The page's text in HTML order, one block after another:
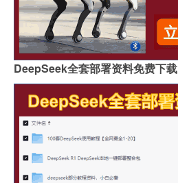
DeepSeek全套部署资料免费下载